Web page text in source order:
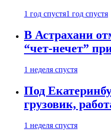
1 год спустя1 год спустя
В Астрахани
“чет-нечет”
1 неделя спустя
Под
грузовик,
1 неделя спустя